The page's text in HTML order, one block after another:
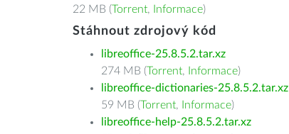
22 MB (Torrent, Informace)
Stáhnout zdrojový kód
libreoffice-25.8.5.2.tar.xz
274 MB (Torrent, Informace)
libreoffice-dictionaries-25.8.5.2.tar.xz
59 MB (Torrent, Informace)
libreoffice-help-25.8.5.2.tar.xz